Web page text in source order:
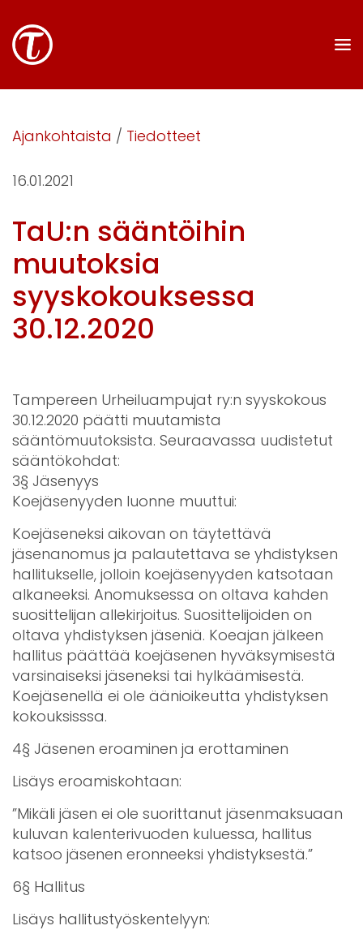
Ajankohtaista / Tiedotteet
16.01.2021
TaU:n sääntöihin
muutoksia
syyskokouksessa
30.12.2020
Tampereen Urheiluampujat ry:n syyskokous
30.12.2020 päätti muutamista
sääntömuutoksista. Seuraavassa uudistetut
sääntökohdat:
3§ Jäsenyys
Koejäsenyyden luonne muuttui:
Koejäseneksi aikovan on täytettävä
jäsenanomus ja palautettava se yhdistyksen
hallitukselle, jolloin koejäsenyyden katsotaan
alkaneeksi. Anomuksessa on oltava kahden
suosittelijan allekirjoitus. Suosittelijoiden on
oltava yhdistyksen jäseniä. Koeajan jälkeen
hallitus päättää koejäsenen hyväksymisestä
varsinaiseksi jäseneksi tai hylkäämisestä.
Koejäsenellä ei ole äänioikeutta yhdistyksen
kokouksisssa.
4§ Jäsenen eroaminen ja erottaminen
Lisäys eroamiskohtaan:
”Mikäli jäsen ei ole suorittanut jäsenmaksuaan
kuluvan kalenterivuoden kuluessa, hallitus
katsoo jäsenen eronneeksi yhdistyksestä.”
6§ Hallitus
Lisäys hallitustyöskentelyyn: